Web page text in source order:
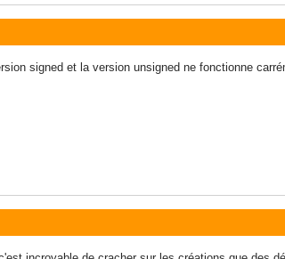
signed et la version unsigned ne fonctionne